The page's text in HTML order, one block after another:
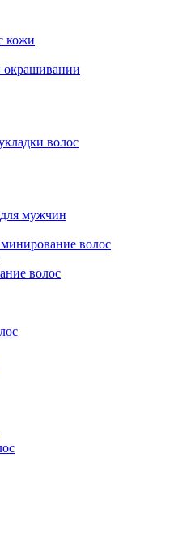
кожи
окрашивании
волос
мужчин
волос
волос